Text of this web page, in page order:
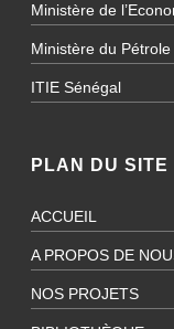
Ministère de
Ministère du
ITIE Sénégal
PLAN DU SITE
ACCUEIL
A PROPOS DE
NOS PROJETS